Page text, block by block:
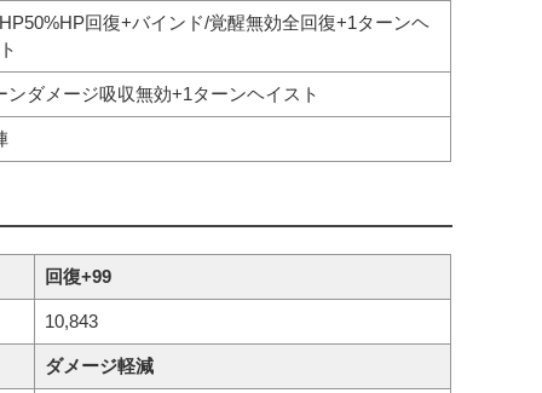
回復+バインド/覚醒無効全回復+1ターンヘ
ンダメージ吸収無効+1ターンヘイスト
回復+99
10,843
ダメージ軽減